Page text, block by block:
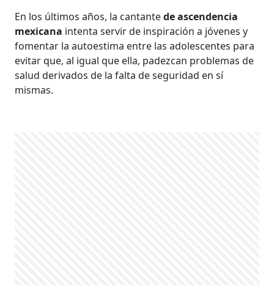
En los últimos años, la cantantede ascendencia
mexicana intenta servir de inspiración a jóvenes y
fomentar la autoestima entre las adolescentes para
evitar que, al igual que ella, padezcan problemas de
salud derivados de la falta de seguridad en sí
mismas.